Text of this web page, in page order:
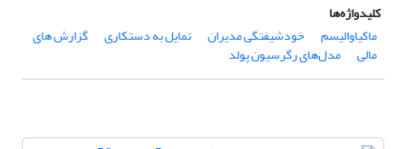
کلیدواژه‌ها
ماکیاوالیسم
خودشیفتگی مدیران تمایل به دستکاری گزارش های
مالی مدل‌های رگرسیون پولد